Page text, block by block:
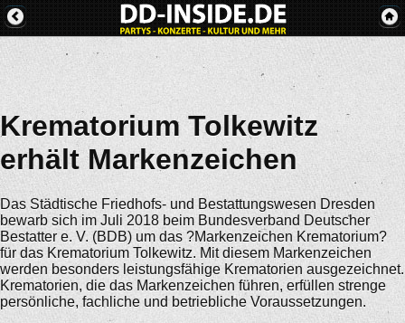
Krematorium Tolkewitz
erhält Markenzeichen
Das Städtische Friedhofs- und Bestattungswesen Dresden
bewarb sich im Juli 2018 beim Bundesverband Deutscher
Bestatter e. V. (BDB) um das ?Markenzeichen Krematorium?
für das Krematorium Tolkewitz. Mit diesem Markenzeichen
werden besonders leistungsfähige Krematorien ausgezeichnet.
Krematorien, die das Markenzeichen führen, erfüllen strenge
persönliche, fachliche und betriebliche Voraussetzungen.